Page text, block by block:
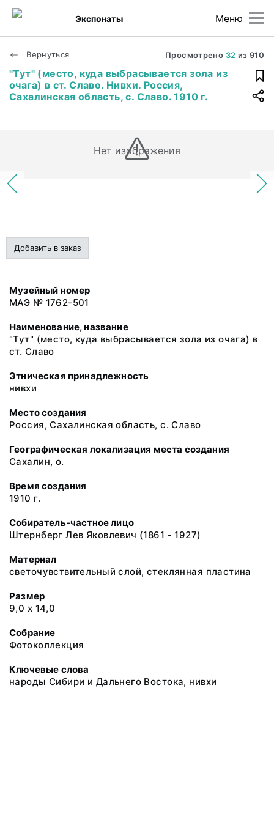
Меню
Экспонаты
Вернуться Просмотрено 32 из 910
"Тут" (место, куда выбрасывается зола из
очага) в ст. Славо. Нивхи. Россия,
Сахалинская область, с. Славо. 1910 г.
Нет изображения
Добавить в заказ
Музейный номер
МАЭ № 1762-501
Наименование, название
"Тут" (место, куда выбрасывается зола из очага) в
ст. Славо
Этническая принадлежность
нивхи
Место создания
Россия, Сахалинская область, с. Славо
Географическая локализация места создания
Сахалин, о.
Время создания
1910 г.
Собиратель-частное лицо
Штернберг Лев Яковлевич (1861 - 1927)
Материал
светочувствительный слой, стеклянная пластина
Размер
9,0 х 14,0
Собрание
Фотоколлекция
Ключевые слова
народы Сибири и Дальнего Востока, нивхи